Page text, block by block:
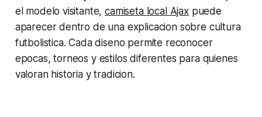
el modelo visitante,camiseta local Ajaxpuede
aparecer dentro de una explicacion sobre cultura
futbolistica. Cada diseno permite reconocer
epocas, torneos y estilos diferentes para quienes
valoran historia y tradicion.